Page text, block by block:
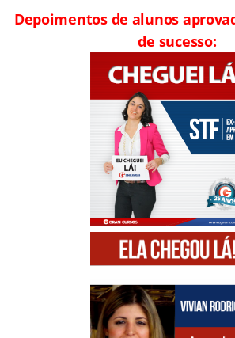
Depoimentos de alunos
de sucesso: